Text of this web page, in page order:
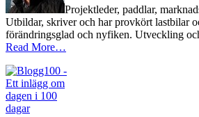
Projektleder, paddlar,
Utbildar, skriver och har provkört lastbilar
förändringsglad och nyfiken. Utveckling
Read More…